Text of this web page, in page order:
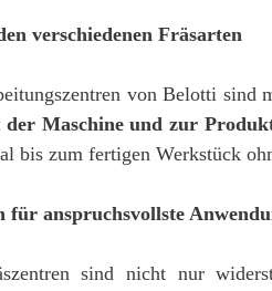
verschiedenen Fräsarten
von Belotti sind
Maschine und zur
bis zum fertigen Werkstück
für anspruchsvollste
sind nicht nur